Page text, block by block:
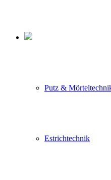
Putz &
Estrichtechnik